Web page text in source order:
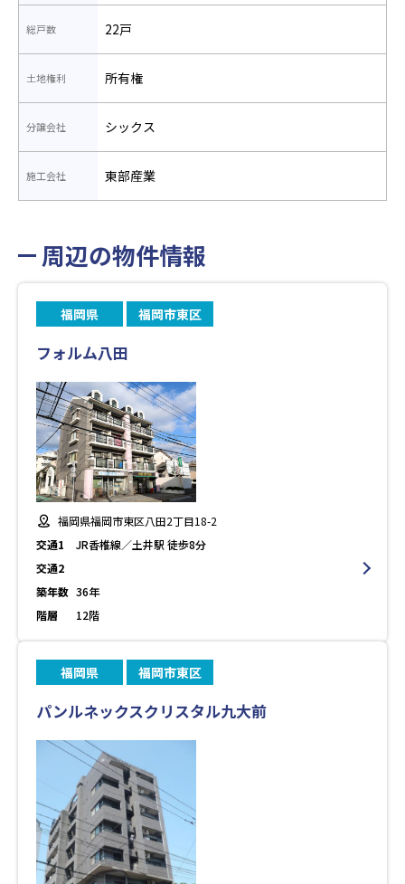
総戸数 22戸
土地権利 所有権
分譲会社 シックス
施工会社 東部産業
周辺の物件情報
福岡県 福岡市東区
フォルム八田
福岡県福岡市東区八田2丁目18-2
交通1
JR香椎線／土井駅 徒歩8分
交通2
築年数 36年
階層
12階
福岡県 福岡市東区
パンルネックスクリスタル九大前